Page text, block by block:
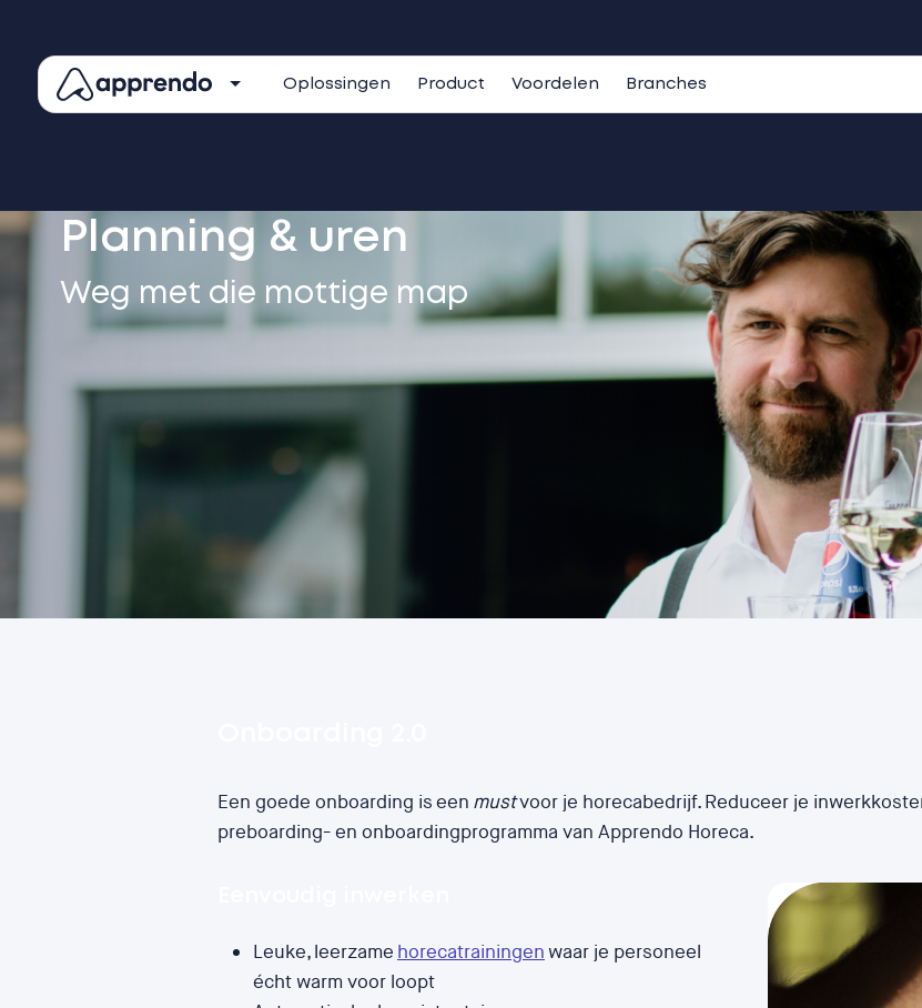
Oplossingen Product Voordelen Branches
Planning & uren
Weg met die mottige map
Een goede onboarding is een mustvoor je horecabedrijf. Reduceer je
preboarding- en onboardingprogramma van Apprendo Horeca.
Leuke, leerzame horecatrainingenwaar je personeel
écht warm voor loopt